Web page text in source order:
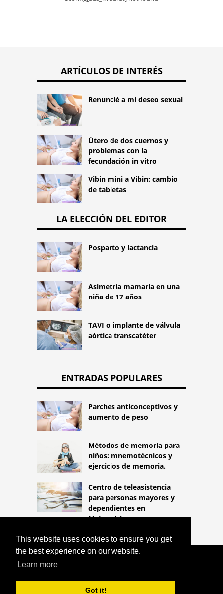
This website uses cookies to ensure you get
the best experience on our website.
Learn more
Got it!
ARTÍCULOS DE INTERÉS
Renuncié a mi deseo sexual
Útero de dos cuernos y
problemas con la
fecundación in vitro
Vibin mini a Vibin: cambio
de tabletas
LA ELECCIÓN DEL EDITOR
Posparto y lactancia
Asimetría mamaria en una
niña de 17 años
TAVI o implante de válvula
aórtica transcatéter
ENTRADAS POPULARES
Parches anticonceptivos y
aumento de peso
Métodos de memoria para
niños: mnemotécnicos y
ejercicios de memoria.
Centro de teleasistencia
para personas mayores y
dependientes en
Małopolska
HTTPS://LIFESTYLEMED.NET
QUE LE DAN SOBREPESO